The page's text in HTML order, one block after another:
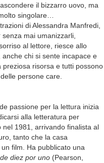
il bizzarro uovo, ma
singolare…
di Alessandra Manfredi,
mai umanizzarli,
al lettore, riesce allo
chi si sente incapace e
risorsa e tutti possono
persone care.
passione per la lettura inizia
alla letteratura per
nel 1981, arrivando finalista al
tanto che la casa
film. Ha pubblicato una
diez por uno (Pearson,